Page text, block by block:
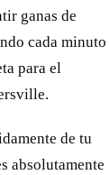
ganas de
cada minuto
para el
de tu
absolutamente